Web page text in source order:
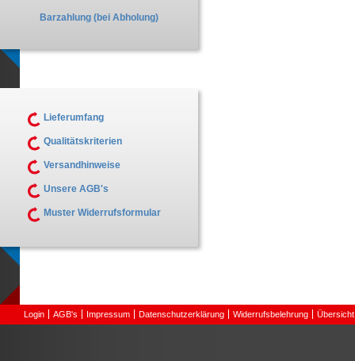
Barzahlung (bei Abholung)
Lieferumfang
Qualitätskriterien
Versandhinweise
Unsere AGB's
Muster Widerrufsformular
Login AGB's Impressum Datenschutzerklärung Widerrufsbelehrung